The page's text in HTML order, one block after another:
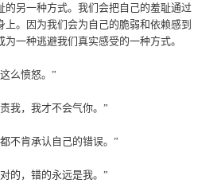
的另一种方式。我们会把自己的羞耻通过
。因为我们会为自己的脆弱和依赖感到
一种逃避我们真实感受的一种方式。
么愤怒。”
我，我才不会气你。”
不肯承认自己的错误。”
的，错的永远是我。”